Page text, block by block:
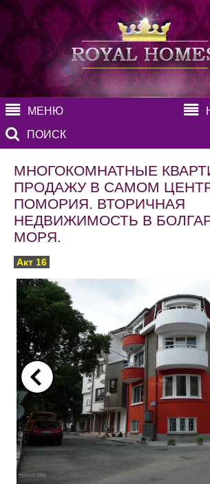
МЕНЮ
ПОИСК
МНОГОКОМНАТНЫЕ
ПРОДАЖУ В САМОМ
ПОМОРИЯ. ВТОРИЧНАЯ
НЕДВИЖИМОСТЬ В
МОРЯ.
Акт 16